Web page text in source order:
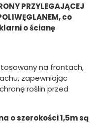
PRZYLEGAJĄCEJ
co
o ścianę
na frontach,
zapewniając
roślin przed
o szerokości 1,5m są